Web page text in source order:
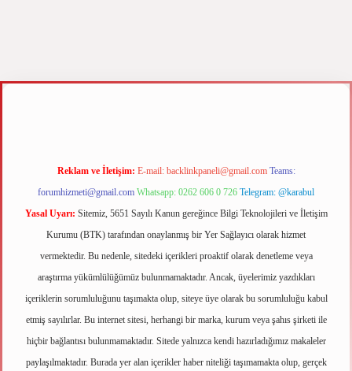
m elexbet
Reklam ve İletişim: E-mail: backlinkpaneli@gmail.com Teams:
forumhizmeti@gmail.com Whatsapp: 0262 606 0 726 Telegram: @karabul
Yasal Uyarı: Sitemiz, 5651 Sayılı Kanun gereğince Bilgi Teknolojileri ve İletişim
Kurumu (BTK) tarafından onaylanmış bir Yer Sağlayıcı olarak hizmet
vermektedir. Bu nedenle, sitedeki içerikleri proaktif olarak denetleme veya
araştırma yükümlülüğümüz bulunmamaktadır. Ancak, üyelerimiz yazdıkları
içeriklerin sorumluluğunu taşımakta olup, siteye üye olarak bu sorumluluğu kabul
etmiş sayılırlar. Bu internet sitesi, herhangi bir marka, kurum veya şahıs şirketi ile
hiçbir bağlantısı bulunmamaktadır. Sitede yalnızca kendi hazırladığımız makaleler
paylaşılmaktadır. Burada yer alan içerikler haber niteliği taşımamakta olup, gerçek